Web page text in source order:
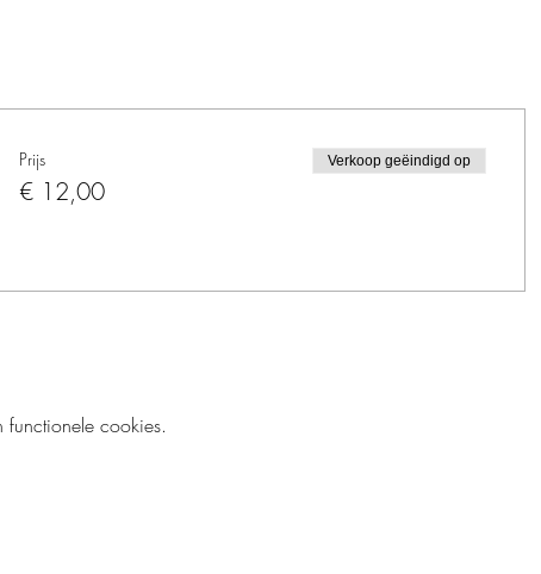
Prijs
€ 12,00
Verkoop geëindigd op
cookies.